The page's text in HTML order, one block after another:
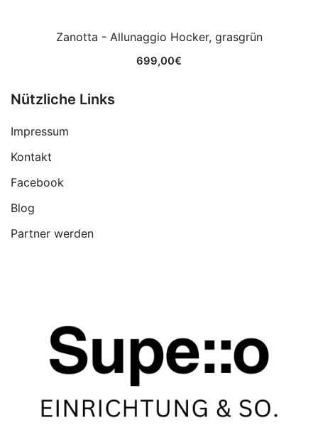
Zanotta - Allunaggio Hocker, grasgrün
699,00€
Nützliche Links
Impressum
Kontakt
Facebook
Blog
Partner werden